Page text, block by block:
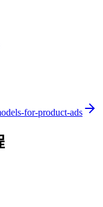
for-product-ads